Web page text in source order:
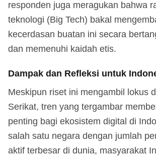
responden juga meragukan bahwa
teknologi (Big Tech) bakal
kecerdasan buatan ini secara
dan memenuhi kaidah etis.
Dampak dan Refleksi untuk
Meskipun riset ini mengambil lokus
Serikat, tren yang tergambar
penting bagi ekosistem digital di
salah satu negara dengan jumlah
aktif terbesar di dunia, masyarakat